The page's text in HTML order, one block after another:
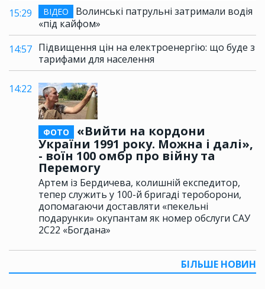
15:29
ВІДЕО
Волинські патрульні затримали водія
«під кайфом»
14:57 Підвищення цін на електроенергію: що буде з
тарифами для населення
14:22
ФОТО
«Вийти на кордони
України 1991 року. Можна і далі»,
- воїн 100 омбр про війну та
Перемогу
Артем із Бердичева, колишній експедитор,
тепер служить у 100-й бригаді тероборони,
допомагаючи доставляти «пекельні
подарунки» окупантам як номер обслуги САУ
2С22 «Богдана»
БІЛЬШЕ НОВИН